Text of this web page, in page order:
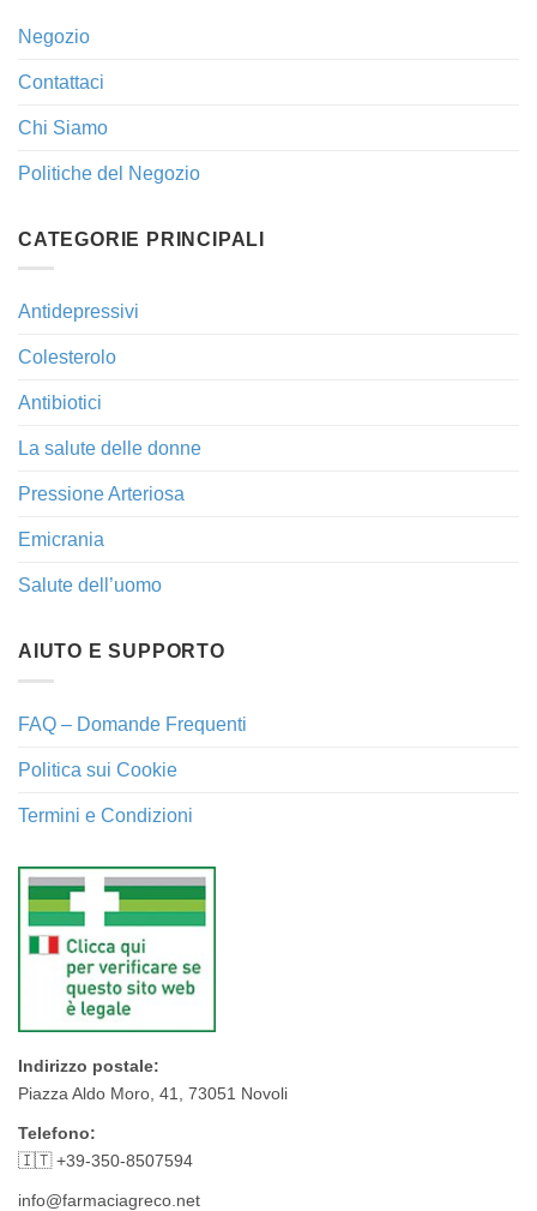
Negozio
Contattaci
Chi Siamo
Politiche del Negozio
CATEGORIE PRINCIPALI
Antidepressivi
Colesterolo
Antibiotici
La salute delle donne
Pressione Arteriosa
Emicrania
Salute dell’uomo
AIUTO E SUPPORTO
FAQ – Domande Frequenti
Politica sui Cookie
Termini e Condizioni
Indirizzo postale:
Piazza Aldo Moro, 41, 73051 Novoli
Telefono:
🇮🇹 +39-350-8507594
info@farmaciagreco.net